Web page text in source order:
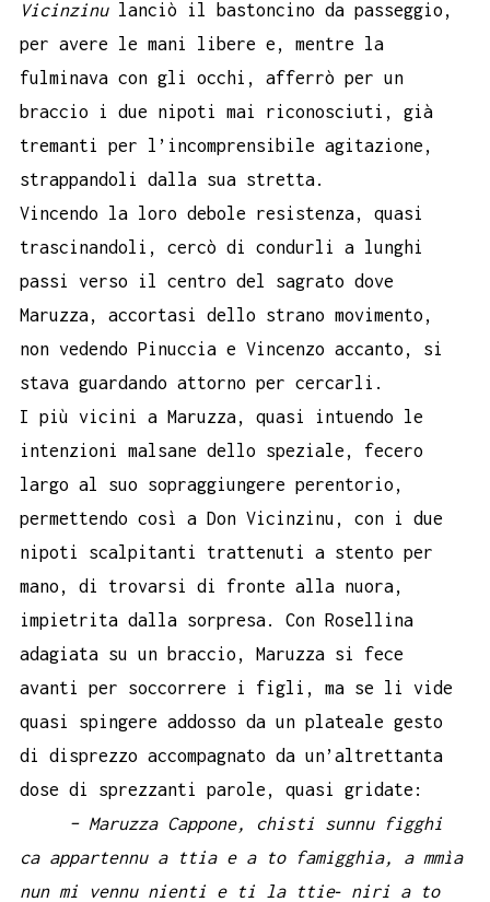
Vicinzinulanciò il bastoncino da passeggio,
per avere le mani libere e, mentre la
fulminava con gli occhi, afferrò per un
braccio i due nipoti mai riconosciuti, già
tremanti per l’incomprensibile agitazione,
strappandoli dalla sua stretta.
Vincendo la loro debole resistenza, quasi
trascinandoli, cercò di condurli a lunghi
passi verso il centro del sagrato dove
Maruzza, accortasi dello strano movimento,
non vedendo Pinuccia e Vincenzo accanto, si
stava guardando attorno per cercarli.
I più vicini a Maruzza, quasi intuendo le
intenzioni malsane dello speziale, fecero
largo al suo sopraggiungere perentorio,
permettendo così a Don Vicinzinu, con i due
nipoti scalpitanti trattenuti a stento per
mano, di trovarsi di fronte alla nuora,
impietrita dalla sorpresa. Con Rosellina
adagiata su un braccio, Maruzza si fece
avanti per soccorrere i figli, ma se li vide
quasi spingere addosso da un plateale gesto
di disprezzo accompagnato da un’altrettanta
dose di sprezzanti parole, quasi gridate:
– Maruzza Cappone, chisti sunnu figghi
ca appartennu a ttia e a to famigghia, a mmìa
nun mi vennu nienti e ti la ttie‐ niri a to